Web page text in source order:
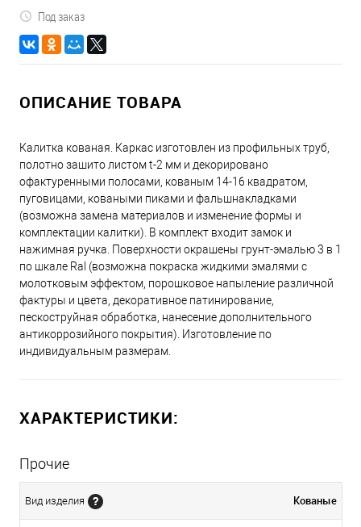
Под заказ
ОПИСАНИЕ ТОВАРА
Калитка кованая. Каркас изготовлен из профильных труб,
полотно зашито листом t-2 мм и декорировано
офактуренными полосами, кованым 14-16 квадратом,
пуговицами, коваными пиками и фальшнакладками
(возможна замена материалов и изменение формы и
комплектации калитки). В комплект входит замок и
нажимная ручка. Поверхности окрашены грунт-эмалью 3 в 1
по шкале Ral (возможна покраска жидкими эмалями с
молотковым эффектом, порошковое напыление различной
фактуры и цвета, декоративное патинирование,
пескоструйная обработка, нанесение дополнительного
антикоррозийного покрытия). Изготовление по
индивидуальным размерам.
ХАРАКТЕРИСТИКИ:
Прочие
Вид изделия Кованые